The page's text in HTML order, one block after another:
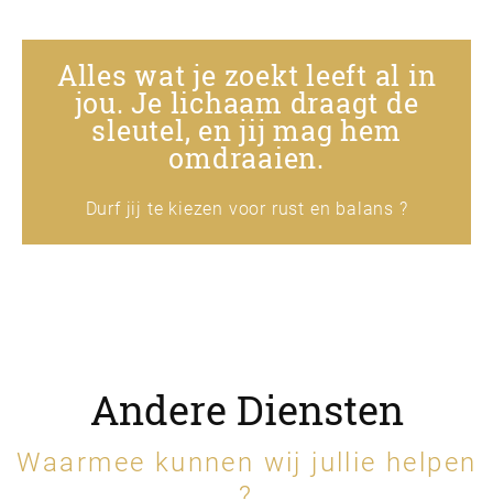
Alles wat je zoekt leeft al in
jou. Je lichaam draagt de
sleutel, en jij mag hem
omdraaien.
Durf jij te kiezen voor rust en balans ?
Andere Diensten
Waarmee kunnen wij jullie helpen